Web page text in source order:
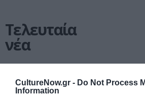
CultureNow.gr - Do Not Process
Information
Τελευταία
νέα